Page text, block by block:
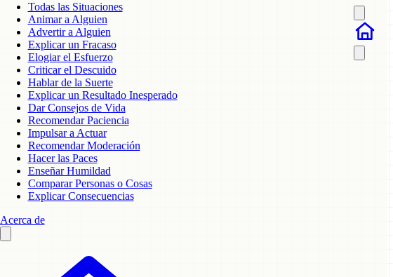
Todas las Situaciones
Animar a Alguien
Advertir a Alguien
Explicar un Fracaso
Elogiar el Esfuerzo
Criticar el Descuido
Hablar de la Suerte
Explicar un Resultado Inesperado
Dar Consejos de Vida
Recomendar Paciencia
Impulsar a Actuar
Recomendar Moderación
Hacer las Paces
Enseñar Humildad
Comparar Personas o Cosas
Explicar Consecuencias
Acerca de